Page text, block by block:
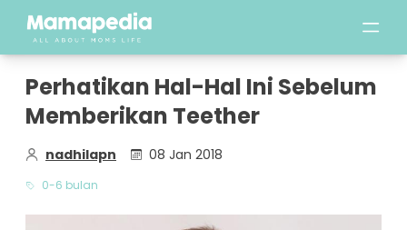
Perhatikan Hal-Hal Ini Sebelum
Memberikan Teether
nadhilapn 08 Jan 2018
0-6 bulan